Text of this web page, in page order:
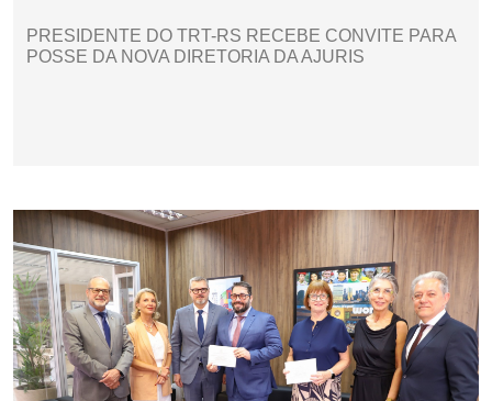
PRESIDENTE DO TRT-RS RECEBE CONVITE PARA
POSSE DA NOVA DIRETORIA DA AJURIS